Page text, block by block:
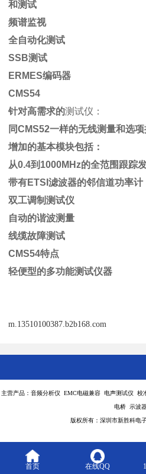
和测试
频谱监视
全自动化测试
SSB测试
ERMES编码器
CMS54
针对高需求的测试仪：
同CMS52一样的无线测量和选
增加的基本模块包括：
从0.4到1000MHz的全范围跟踪
带有ETSI滤波器的邻信道功率计
双工调制测试仪
自动的谐波测量
线缆故障测试
CMS54特点
轻便型的多功能测试仪器
m.13510100387.b2b168.com
主营产品：音频分析仪 EMC电磁兼容 电声测试仪
电桥 示波
版权所有：深圳市新胜科电
首页 在线QQ